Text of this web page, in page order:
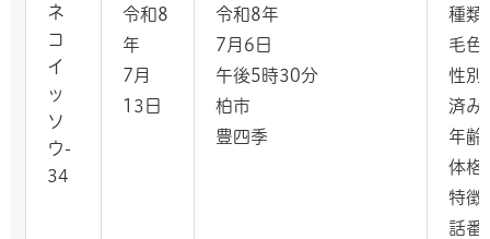
ネ
コ
イ
ッ
ソ
ウ-
34
令和8
年
7月
13日
令和8年
7月6日
午後5時30分
柏市
豊四季
種類
毛色
性別
済み
年齢
体格
特徴
話番